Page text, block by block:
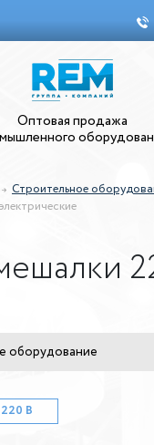
Оптовая продажа
Строительное
оборудование
В